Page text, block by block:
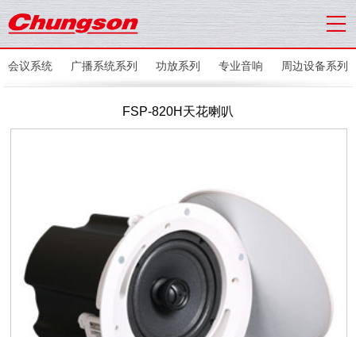
会议系统 广播系统系列 功放系列 专业音响 周边设备系列
FSP-820H天花喇叭